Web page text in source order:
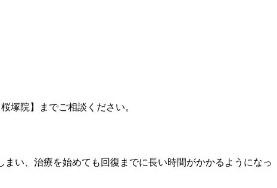
塚院】までご相談ください。
い、治療を始めても回復までに長い時間がかかるようになっ